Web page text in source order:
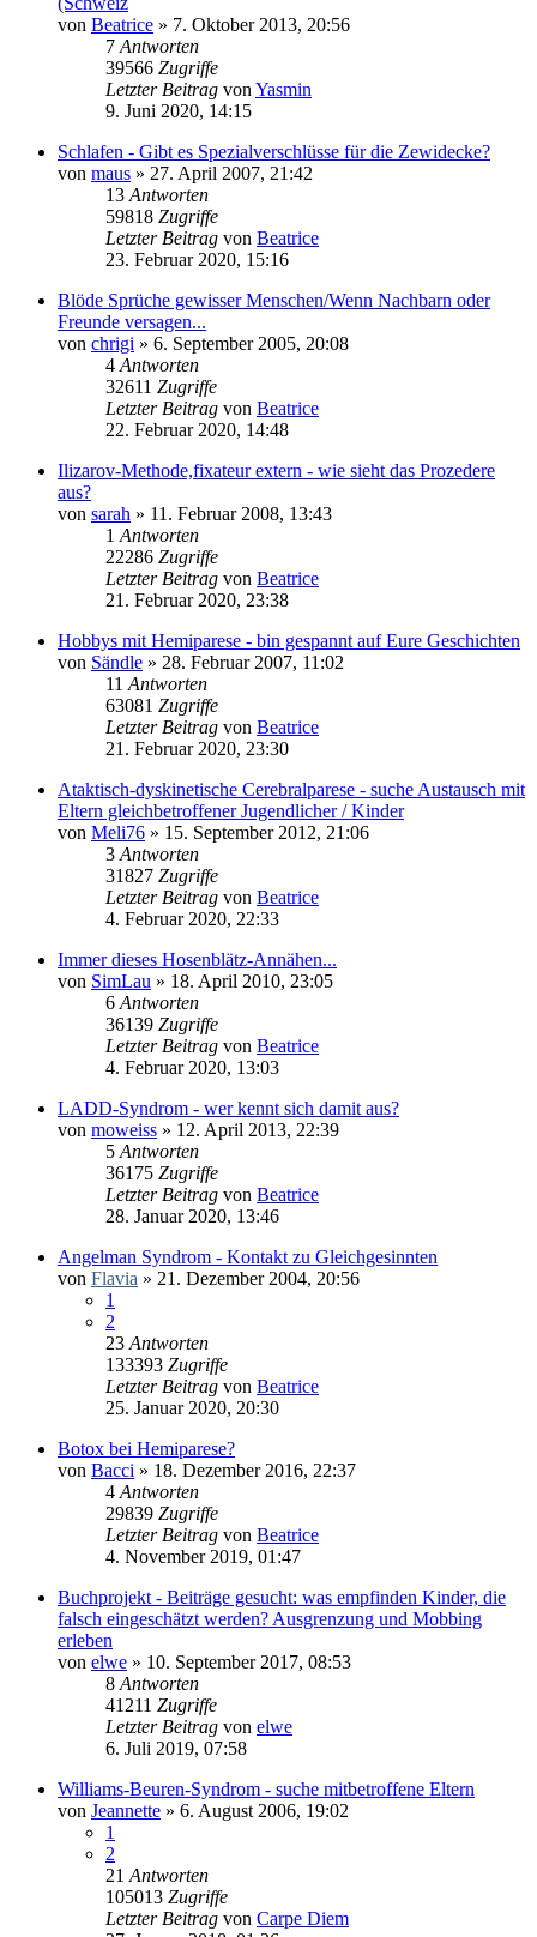
von Beatrice » 7. Oktober 2013, 20:56
7 Antworten
39566 Zugriffe
Letzter Beitrag von Yasmin
9. Juni 2020, 14:15
Schlafen - Gibt es Spezialverschlüsse für die Zewidecke?
von maus » 27. April 2007, 21:42
13 Antworten
59818 Zugriffe
Letzter Beitrag von Beatrice
23. Februar 2020, 15:16
Blöde Sprüche gewisser Menschen/Wenn Nachbarn oder
Freunde versagen...
von chrigi » 6. September 2005, 20:08
4 Antworten
32611 Zugriffe
Letzter Beitrag von Beatrice
22. Februar 2020, 14:48
Ilizarov-Methode,fixateur extern - wie sieht das Prozedere
aus?
von sarah » 11. Februar 2008, 13:43
1 Antworten
22286 Zugriffe
Letzter Beitrag von Beatrice
21. Februar 2020, 23:38
Hobbys mit Hemiparese - bin gespannt auf Eure Geschichten
von Sändle » 28. Februar 2007, 11:02
11 Antworten
63081 Zugriffe
Letzter Beitrag von Beatrice
21. Februar 2020, 23:30
Ataktisch-dyskinetische Cerebralparese - suche Austausch mit
Eltern gleichbetroffener Jugendlicher / Kinder
von Meli76 » 15. September 2012, 21:06
3 Antworten
31827 Zugriffe
Letzter Beitrag von Beatrice
4. Februar 2020, 22:33
Immer dieses Hosenblätz-Annähen...
von SimLau » 18. April 2010, 23:05
6 Antworten
36139 Zugriffe
Letzter Beitrag von Beatrice
4. Februar 2020, 13:03
LADD-Syndrom - wer kennt sich damit aus?
von moweiss » 12. April 2013, 22:39
5 Antworten
36175 Zugriffe
Letzter Beitrag von Beatrice
28. Januar 2020, 13:46
Angelman Syndrom - Kontakt zu Gleichgesinnten
von Flavia » 21. Dezember 2004, 20:56
1
2
23 Antworten
133393 Zugriffe
Letzter Beitrag von Beatrice
25. Januar 2020, 20:30
Botox bei Hemiparese?
von Bacci » 18. Dezember 2016, 22:37
4 Antworten
29839 Zugriffe
Letzter Beitrag von Beatrice
4. November 2019, 01:47
Buchprojekt - Beiträge gesucht: was empfinden Kinder, die
falsch eingeschätzt werden? Ausgrenzung und Mobbing
erleben
von elwe » 10. September 2017, 08:53
8 Antworten
41211 Zugriffe
Letzter Beitrag von elwe
6. Juli 2019, 07:58
Williams-Beuren-Syndrom - suche mitbetroffene Eltern
von Jeannette » 6. August 2006, 19:02
1
2
21 Antworten
105013 Zugriffe
Letzter Beitrag von Carpe Diem